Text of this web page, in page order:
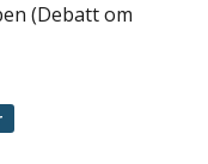
(Debatt om